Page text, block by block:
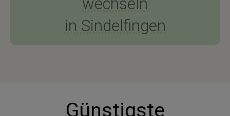
in Sindelfingen
Günstigste